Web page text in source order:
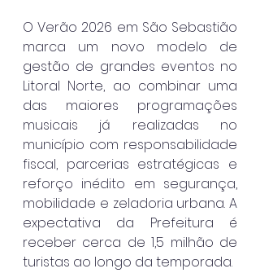
O Verão 2026 em São Sebastião
marca um novo modelo de
gestão de grandes eventos no
Litoral Norte, ao combinar uma
das maiores programações
musicais já realizadas no
município com responsabilidade
fiscal, parcerias estratégicas e
reforço inédito em segurança,
mobilidade e zeladoria urbana. A
expectativa da Prefeitura é
receber cerca de 1,5 milhão de
turistas ao longo da temporada.